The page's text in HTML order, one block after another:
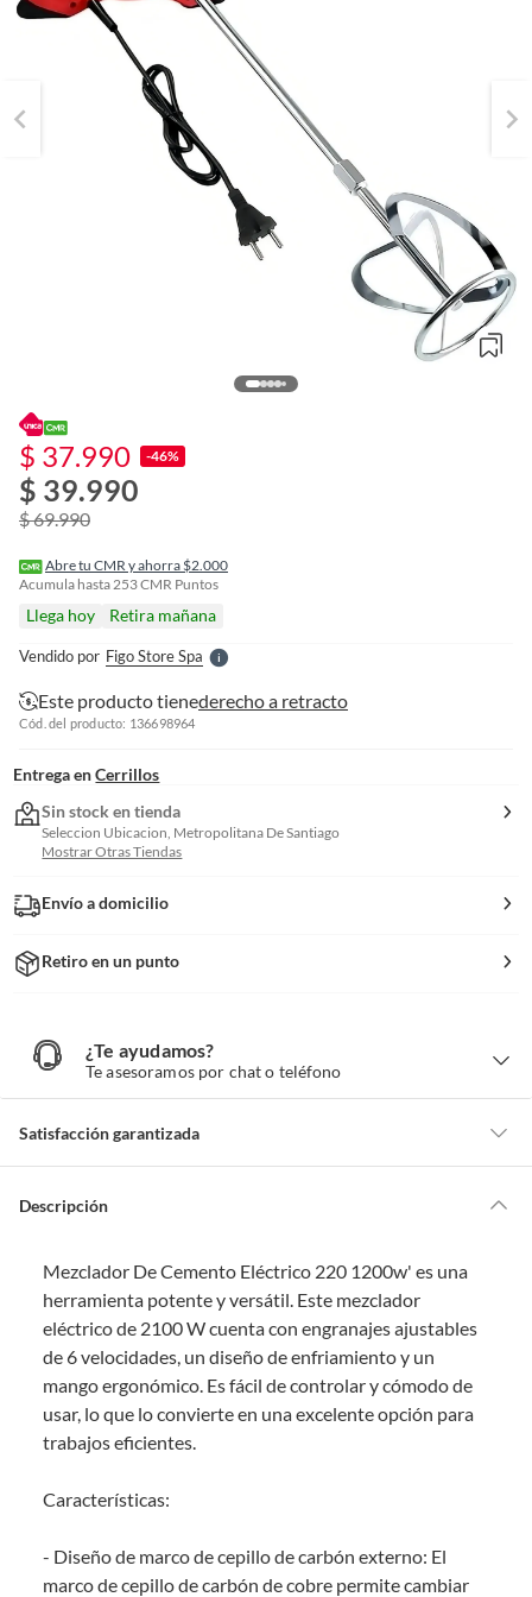
$ 37.990 -46%
$ 39.990
$ 69.990
Abre tu CMR y ahorra $2.000
Acumula hasta253CMR Puntos
Llega hoy Retira mañana
Vendido por Figo Store SpaS
l
e
r
Este producto tienederecho a retracto
Cód. del producto: 136698964
Entrega en Cerrillos
Sin stock en tienda
Seleccion Ubicacion, Metropolitana De Santiago
Mostrar Otras Tiendas
Envío a domicilio
Retiro en un punto
¿Te ayudamos?
Te asesoramos por chat o teléfono
y
Satisfacción garantizada
de la compra.
comprado por internet y que hay ciertas categorías que no tienen este
derecho:
Productos que, por su naturaleza, no puedan ser devueltos,
puedan deteriorarse o caducar con rapidez.
Confeccionados a la medida.
De uso personal.
En sodimac.cl te damos30 días desde que recibes el producto
entregamos.
electrónica, por ejemplo, cupones de experiencia o programas
para el computador.
Descripción
Mezclador De Cemento Eléctrico 220 1200w' es una
herramienta potente y versátil. Este mezclador
eléctrico de 2100 W cuenta con engranajes ajustables
de 6 velocidades, un diseño de enfriamiento y un
mango ergonómico. Es fácil de controlar y cómodo de
usar, lo que lo convierte en una excelente opción para
trabajos eficientes.
Características:
- Diseño de marco de cepillo de carbón externo: El
marco de cepillo de carbón de cobre permite cambiar